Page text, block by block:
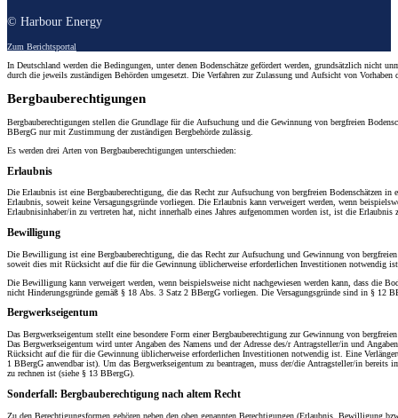
© Harbour Energy
Zum Berichtsportal
In Deutschland werden die Bedingungen, unter denen Bodenschätze gefördert werden, grundsätzlich nicht
durch die jeweils zuständigen Behörden umgesetzt. Die Verfahren zur Zulassung und Aufsicht von
Bergbauberechtigungen
Bergbauberechtigungen stellen die Grundlage für die Aufsuchung und die Gewinnung von bergfreien
BBergG nur mit Zustimmung der zuständigen Bergbehörde zulässig.
Es werden drei Arten von Bergbauberechtigungen unterschieden:
Erlaubnis
Die Erlaubnis ist eine Bergbauberechtigung, die das Recht zur Aufsuchung von bergfreien Bodenschätzen
Erlaubnis, soweit keine Versagungsgründe vorliegen. Die Erlaubnis kann verweigert werden, wenn
Erlaubnisinhaber/in zu vertreten hat, nicht innerhalb eines Jahres aufgenommen worden ist, ist die
Bewilligung
Die Bewilligung ist eine Bergbauberechtigung, die das Recht zur Aufsuchung und Gewinnung von
soweit dies mit Rücksicht auf die für die Gewinnung üblicherweise erforderlichen Investitionen notwendig
Die Bewilligung kann verweigert werden, wenn beispielsweise nicht nachgewiesen werden kann, dass die
nicht Hinderungsgründe gemäß § 18 Abs. 3 Satz 2 BBergG vorliegen. Die Versagungsgründe sind in § 12
Bergwerkseigentum
Das Bergwerkseigentum stellt eine besondere Form einer Bergbauberechtigung zur Gewinnung von
Das Bergwerkseigentum wird unter Angaben des Namens und der Adresse des/r Antragsteller/in und
Rücksicht auf die für die Gewinnung üblicherweise erforderlichen Investitionen notwendig ist. Eine
1 BBergG anwendbar ist). Um das Bergwerkseigentum zu beantragen, muss der/die Antragsteller/in
zu rechnen ist (siehe § 13 BBergG).
Sonderfall: Bergbauberechtigung nach altem Recht
Zu den Berechtigungsformen gehören neben den oben genannten Berechtigungen (Erlaubnis, Bewilligung